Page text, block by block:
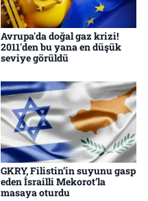
Avrupa'da doğal gaz krizi!
2011'den bu yana en düşük
seviye görüldü
GKRY, Filistin’in suyunu gasp
eden İsrailli Mekorot’la
masaya oturdu